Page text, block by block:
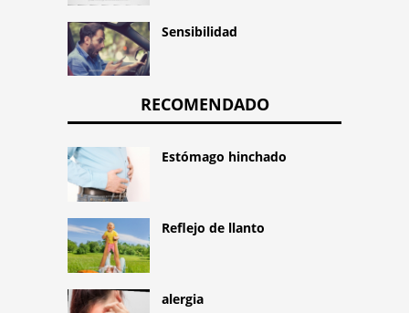
Sensibilidad
RECOMENDADO
Estómago hinchado
Reflejo de llanto
alergia